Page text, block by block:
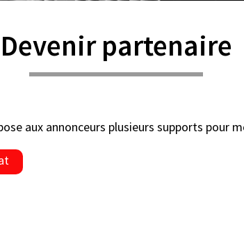
Devenir partenaire
aux annonceurs plusieurs supports pour